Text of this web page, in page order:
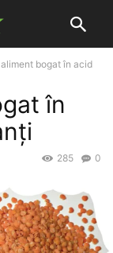
bogat în acid
în
0
285